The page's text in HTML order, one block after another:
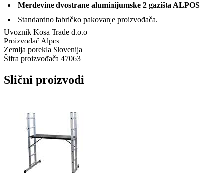
Merdevine dvostrane aluminijumske 2 gazišta ALPOS
Standardno fabričko pakovanje proizvođača.
Uvoznik Kosa Trade d.o.o
Proizvođač Alpos
Zemlja porekla Slovenija
Šifra proizvođača 47063
Slični proizvodi